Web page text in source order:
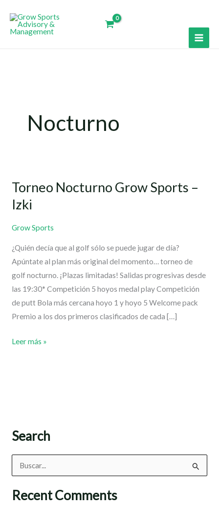
contenido
Nocturno
Torneo Nocturno Grow Sports –
Izki
Grow Sports
¿Quién decía que al golf sólo se puede jugar de día?
Apúntate al plan más original del momento… torneo de
golf nocturno. ¡Plazas limitadas! Salidas progresivas desde
las 19:30* Competición 5 hoyos medal play Competición
de putt Bola más cercana hoyo 1 y hoyo 5 Welcome pack
Premio a los dos primeros clasificados de cada […]
Torneo
Nocturno
Grow
Sports
Izki
Leer más »
Search
sRecent Comments